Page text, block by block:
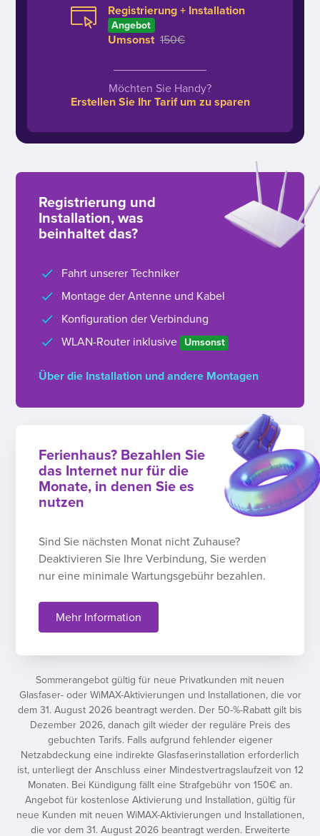
Registrierung + Installation
Angebot
Umsonst 150€
Möchten Sie Handy?
Erstellen Sie Ihr Tarif um zu sparen
Registrierung und
Installation, was
beinhaltet das?
Fahrt unserer Techniker
Montage der Antenne und Kabel
Konfiguration der Verbindung
WLAN-Router inklusive Umsonst
Über die Installation und andere Montagen
Ferienhaus? Bezahlen Sie
das Internet nur für die
Monate, in denen Sie es
nutzen
Sind Sie nächsten Monat nicht Zuhause?
Deaktivieren Sie Ihre Verbindung, Sie werden
nur eine minimale Wartungsgebühr bezahlen.
Mehr Information
Sommerangebot gültig für neue Privatkunden mit neuen
Glasfaser- oder WiMAX-Aktivierungen und Installationen, die vor
dem 31. August 2026 beantragt werden. Der 50-%-Rabatt gilt bis
Dezember 2026, danach gilt wieder der reguläre Preis des
gebuchten Tarifs. Falls aufgrund fehlender eigener
Netzabdeckung eine indirekte Glasfaserinstallation erforderlich
ist, unterliegt der Anschluss einer Mindestvertragslaufzeit von 12
Monaten. Bei Kündigung fällt eine Strafgebühr von 150€ an.
Angebot für kostenlose Aktivierung und Installation, gültig für
neue Kunden mit neuen WiMAX-Aktivierungen und Installationen,
die vor dem 31. August 2026 beantragt werden. Erweiterte